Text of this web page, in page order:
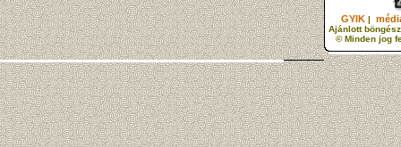
GYIK |
Ajánlott
© Minden jog